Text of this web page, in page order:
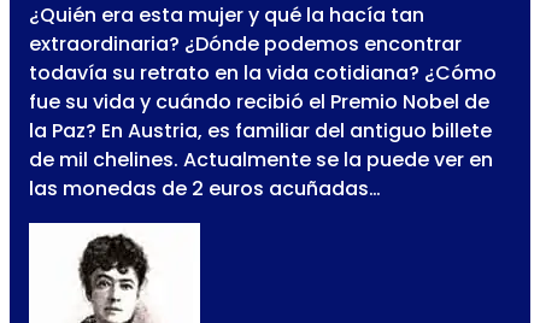
¿Quién era esta mujer y qué la hacía tan
extraordinaria? ¿Dónde podemos encontrar
todavía su retrato en la vida cotidiana? ¿Cómo
fue su vida y cuándo recibió el Premio Nobel de
la Paz? En Austria, es familiar del antiguo billete
de mil chelines. Actualmente se la puede ver en
las monedas de 2 euros acuñadas…